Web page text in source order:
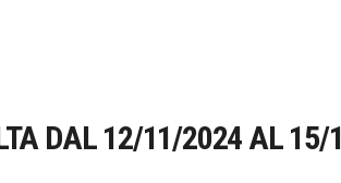
DAL 12/11/2024 AL